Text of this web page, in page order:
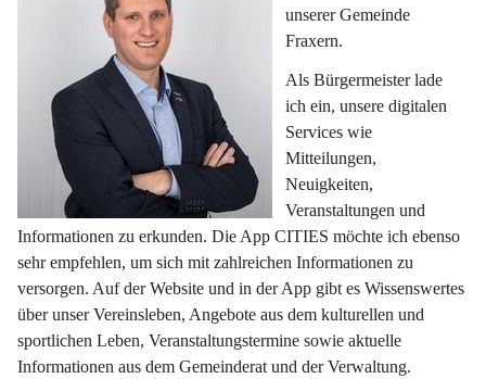
unserer Gemeinde
Fraxern.
Als Bürgermeister lade
ich ein, unsere digitalen
Services wie
Mitteilungen,
Neuigkeiten,
Veranstaltungen und
Informationen zu erkunden. Die App CITIES möchte ich ebenso
sehr empfehlen, um sich mit zahlreichen Informationen zu
versorgen. Auf der Website und in der App gibt es Wissenswertes
über unser Vereinsleben, Angebote aus dem kulturellen und
sportlichen Leben, Veranstaltungstermine sowie aktuelle
Informationen aus dem Gemeinderat und der Verwaltung.